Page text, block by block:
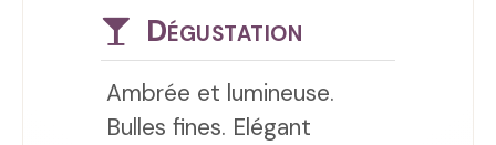
Dégustation
Ambrée et lumineuse.
Bulles fines. Elégant